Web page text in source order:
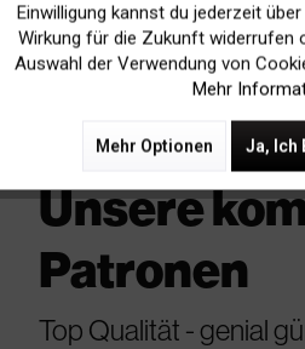
In
Unsere
Patronen
Top Qualität - genial
Tracking
Einwilligung kannst du jederzeit
Wirkung für die Zukunft widerrufen
Auswahl der Verwendung von
Mehr
Mehr Optionen Ja, Ich